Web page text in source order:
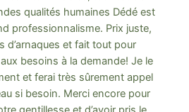
qualités humaines Dédé est
professionnalisme. Prix juste,
d’arnaques et fait tout pour
besoins à la demande! Je le
et ferai très sûrement appel
si besoin. Merci encore pour